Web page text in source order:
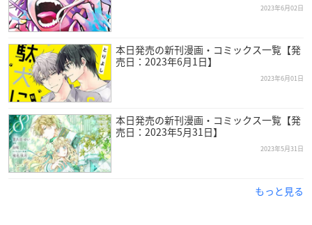
2023年6月02日
本日発売の新刊漫画・コミックス一覧【発
売日：2023年6月1日】
2023年6月01日
本日発売の新刊漫画・コミックス一覧【発
売日：2023年5月31日】
2023年5月31日
もっと見る